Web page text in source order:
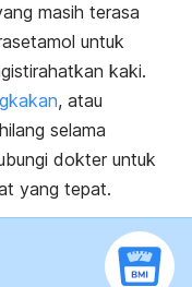
masih terasa
untuk
kaki.
, atau
selama
dokter untuk
yang tepat.